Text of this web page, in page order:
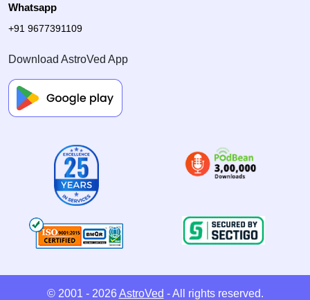
Whatsapp
+91 9677391109
Download AstroVed App
© 2001 - 2026 AstroVed - All rights reserved.